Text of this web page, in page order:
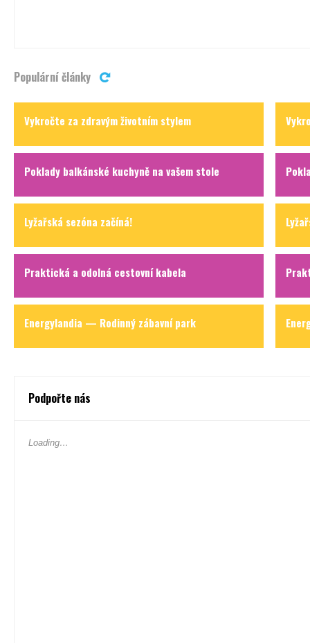
Populární články
Vykročte za zdravým životním stylem
Poklady balkánské kuchyně na vašem stole
Lyžařská sezóna začíná!
Praktická a odolná cestovní kabela
Energylandia — Rodinný zábavní park
Podpořte nás
Loading…